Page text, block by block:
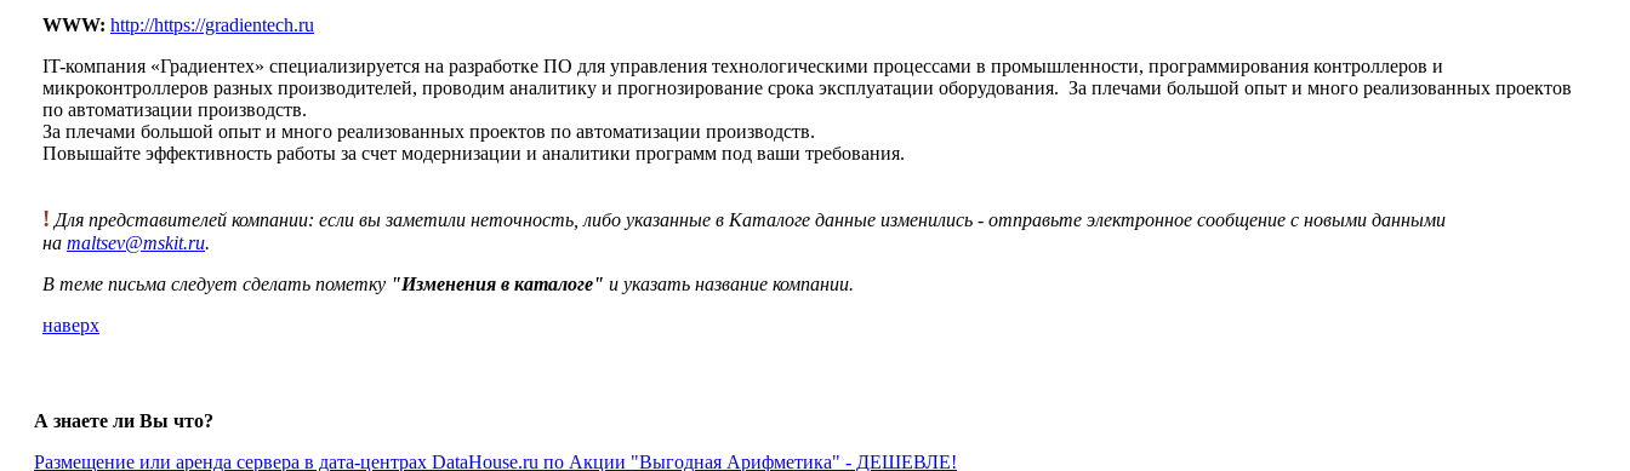
WWW: http://https://gradientech.ru
IT-компания «Градиентех» специализируется на разработке ПО для управления технологическими процессами в промышленности, программирования контроллеров и
микроконтроллеров разных производителей, проводим аналитику и прогнозирование срока эксплуатации оборудования. За плечами большой опыт и много реализованных проектов
по автоматизации производств.
За плечами большой опыт и много реализованных проектов по автоматизации производств.
Повышайте эффективность работы за счет модернизации и аналитики программ под ваши требования.
! Для представителей компании: если вы заметили неточность, либо указанные в Каталоге данные изменились - отправьте электронное сообщение с новыми данными
на maltsev@mskit.ru.
В теме письма следует сделать пометку "Изменения в каталоге" и указать название компании.
наверх
А знаете ли Вы что?
Размещение или аренда сервера в дата-центрах DataHouse.ru по Акции "Выгодная Арифметика" - ДЕШЕВЛЕ!